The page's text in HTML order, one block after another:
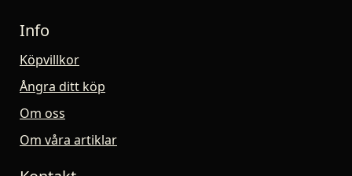
Info
Köpvillkor
Ångra ditt köp
Om oss
Om våra artiklar